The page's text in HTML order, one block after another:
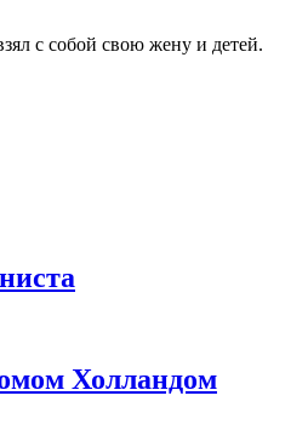
с собой свою жену и детей.
Холландом